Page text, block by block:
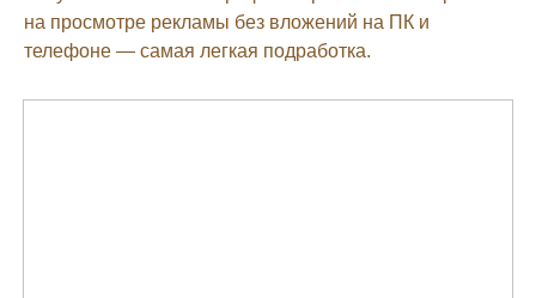
на просмотре рекламы без вложений на ПК и
телефоне — самая легкая подработка.